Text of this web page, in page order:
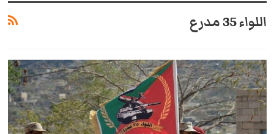
اللواء 35 مدرع